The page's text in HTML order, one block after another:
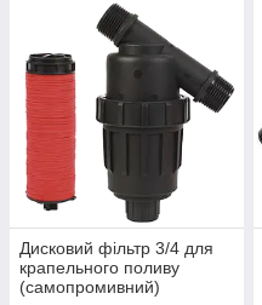
Дисковий фільтр 3/4 для
крапельного поливу
(самопромивний)